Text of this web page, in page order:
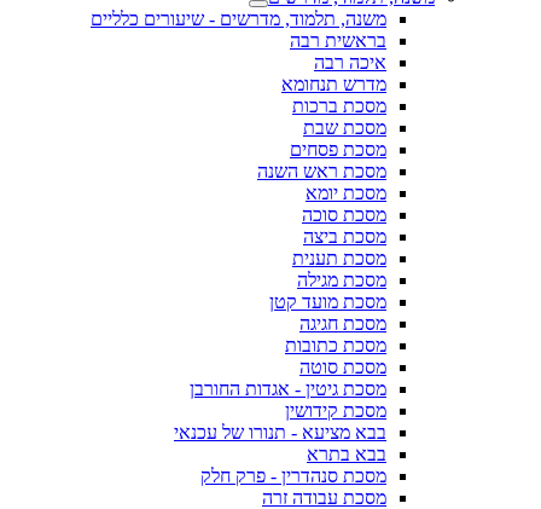
משנה, תלמוד, מדרשים - שיעורים כלליים
בראשית רבה
איכה רבה
מדרש תנחומא
מסכת ברכות
מסכת שבת
מסכת פסחים
מסכת ראש השנה
מסכת יומא
מסכת סוכה
מסכת ביצה
מסכת תענית
מסכת מגילה
מסכת מועד קטן
מסכת חגיגה
מסכת כתובות
מסכת סוטה
מסכת גיטין - אגדות החורבן
מסכת קידושין
בבא מציעא - תנורו של עכנאי
בבא בתרא
מסכת סנהדרין - פרק חלק
מסכת עבודה זרה